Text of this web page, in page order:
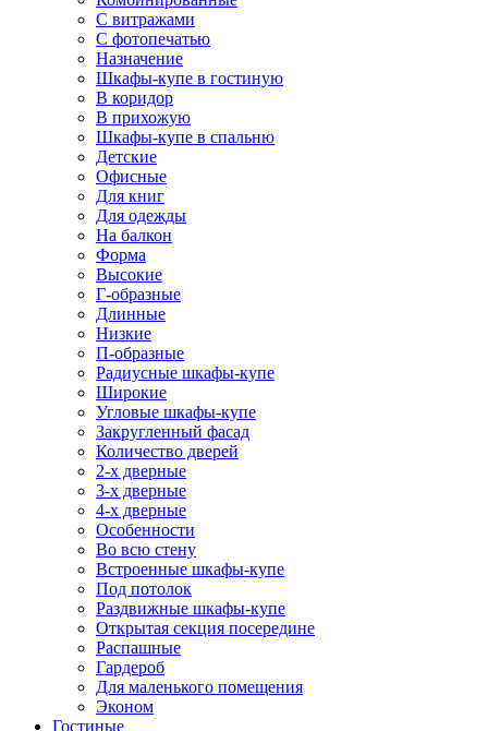
С витражами
С фотопечатью
Назначение
Шкафы-купе в гостиную
В коридор
В прихожую
Шкафы-купе в спальню
Детские
Офисные
Для книг
Для одежды
На балкон
Форма
Высокие
Г-образные
Длинные
Низкие
П-образные
Радиусные шкафы-купе
Широкие
Угловые шкафы-купе
Закругленный фасад
Количество дверей
2-х дверные
3-х дверные
4-х дверные
Особенности
Во всю стену
Встроенные шкафы-купе
Под потолок
Раздвижные шкафы-купе
Открытая секция посередине
Распашные
Гардероб
Для маленького помещения
Эконом
Гостиные